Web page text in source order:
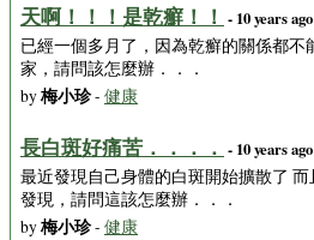
天啊！！！是乾癬！！ - 10 years ago
已經一個多月了，因為乾癬的關係都不
家，請問該怎麼辦．．．
by梅小珍- 健康
長白斑好痛苦．．．． - 10 years ago
最近發現自己身體的白斑開始擴散了
發現，請問這該怎麼辦．．．
by梅小珍- 健康